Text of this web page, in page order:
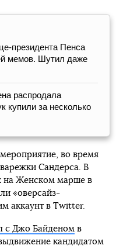
президента Пенса
мемов. Шутил даже
распродала
купили за несколько
во время
Сандерса. В
на Женском марше в
«оверсайз-
аккаунт в Twitter.
с Джо Байденом в
кандидатом